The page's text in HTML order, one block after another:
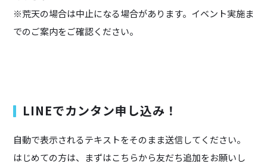
※荒天の場合は中止になる場合があります。イベント実施ま
でのご案内をご確認ください。
LINEでカンタン申し込み！
自動で表示されるテキストをそのまま送信してください。
はじめての方は、まずはこちらから友だち追加をお願いし